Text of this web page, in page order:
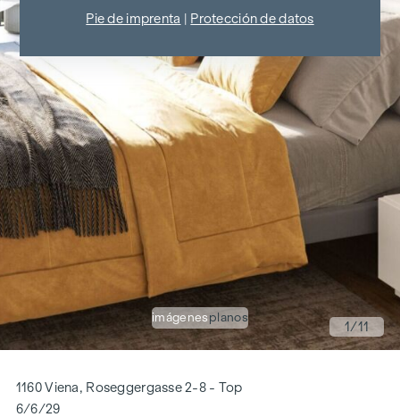
imágenesplanos
1/11
1160 Viena, Roseggergasse 2-8 - Top
6/6/29
Pie de imprenta Protección de datos